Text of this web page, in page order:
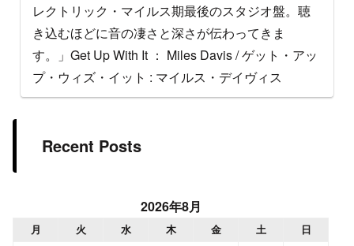
レクトリック・マイルス期最後のスタジオ盤。聴
き込むほどに音の凄さと深さが伝わってきま
す。」Get Up With It ： Miles Davis / ゲット・アッ
プ・ウィズ・イット : マイルス・デイヴィス
Recent Posts
2026年8月
月 火 水 木 金 土 日